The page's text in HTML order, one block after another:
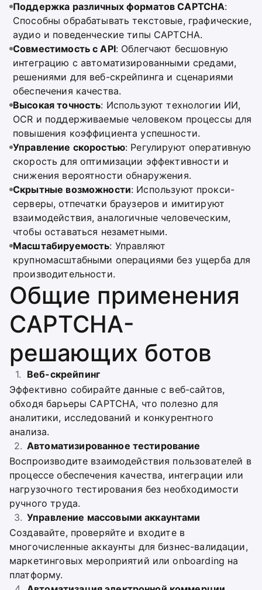
Поддержка различных форматов CAPTCHA:
Способны обрабатывать текстовые, графические,
аудио и поведенческие типы CAPTCHA.
Совместимость с API: Облегчают бесшовную
интеграцию с автоматизированными средами,
решениями для веб-скрейпинга и сценариями
обеспечения качества.
Высокая точность: Используют технологии ИИ,
OCR и поддерживаемые человеком процессы для
повышения коэффициента успешности.
Управление скоростью: Регулируют оперативную
скорость для оптимизации эффективности и
снижения вероятности обнаружения.
Скрытные возможности: Используют прокси-
серверы, отпечатки браузеров и имитируют
взаимодействия, аналогичные человеческим,
чтобы оставаться незаметными.
Масштабируемость: Управляют
крупномасштабными операциями без ущерба для
производительности.
Общие применения
CAPTCHA-
решающих ботов
Веб-скрейпинг
Эффективно собирайте данные с веб-сайтов,
обходя барьеры CAPTCHA, что полезно для
аналитики, исследований и конкурентного
анализа.
Автоматизированное тестирование
Воспроизводите взаимодействия пользователей в
процессе обеспечения качества, интеграции или
нагрузочного тестирования без необходимости
ручного труда.
Управление массовыми аккаунтами
Создавайте, проверяйте и входите в
многочисленные аккаунты для бизнес-валидации,
маркетинговых мероприятий или onboarding на
платформу.